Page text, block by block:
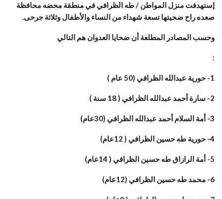
إستهدفت منزل المواطن / طه الظرافي في منطقة محضه محافظة
صعده راح ضحيتها تسعة شهداء من النساء والأطفال وثلاثة جرحى.
وحسب المصادر المطلعة أن ضحايا العدوان هم التالي
:
1- حورية عبدالله الظرافي (50 عام )
2- سارة أحمد عبدالله الظرافي ( 18 سنة )
3- أمة السلام أحمد عبدالله الظرافي (30عام)
4- حورية طه حسين الظرافي ( 12عام)
5- أمة الرازاق طه حسين الظرافي ( 14عام)
6- محمد طه حسين الظرافي (12عام)